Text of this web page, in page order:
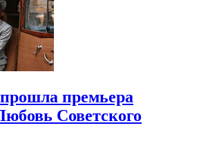
премьера
Советского